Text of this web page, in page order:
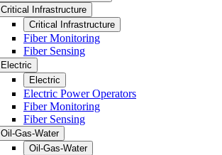
Critical Infrastructure
Critical Infrastructure
Fiber Monitoring
Fiber Sensing
Electric
Electric
Electric Power Operators
Fiber Monitoring
Fiber Sensing
Oil-Gas-Water
Oil-Gas-Water